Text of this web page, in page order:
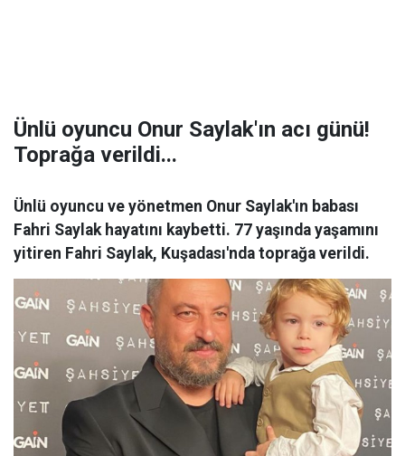
Ünlü oyuncu Onur Saylak'ın acı günü!
Toprağa verildi...
Ünlü oyuncu ve yönetmen Onur Saylak'ın babası
Fahri Saylak hayatını kaybetti. 77 yaşında yaşamını
yitiren Fahri Saylak, Kuşadası'nda toprağa verildi.